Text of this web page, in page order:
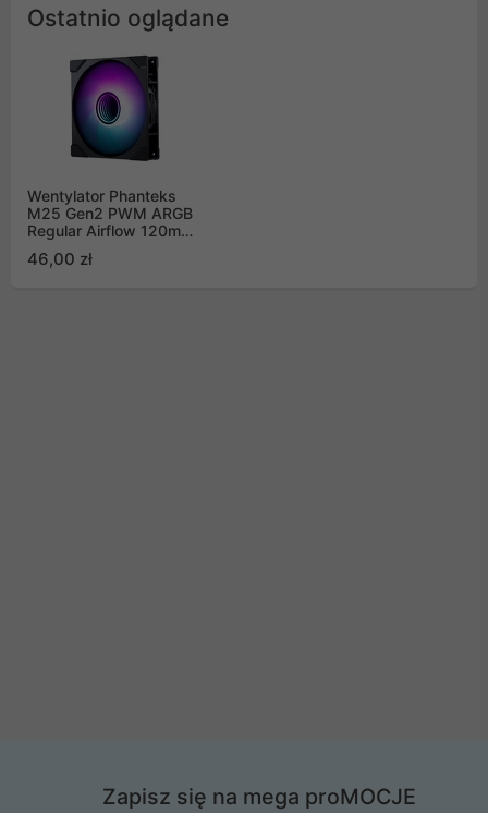
Ostatnio oglądane
Wentylator Phanteks
M25 Gen2 PWM ARGB
Regular Airflow 120mm,
46,00 zł
Zapisz się na mega proMOCJE